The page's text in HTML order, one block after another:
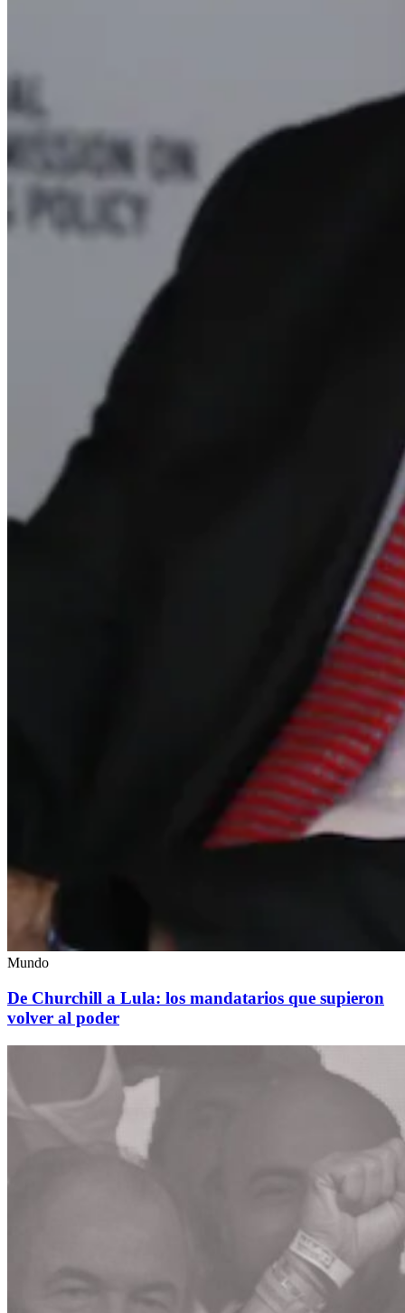
Mundo
De Churchill a Lula: los mandatarios que supieron
volver al poder